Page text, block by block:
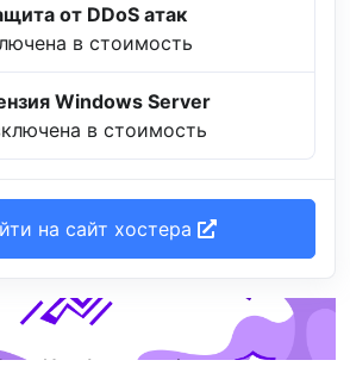
от DDoS атак
в стоимость
Windows Server
в стоимость
на сайт хостера